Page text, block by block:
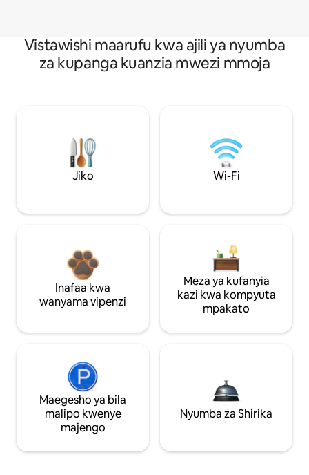
Vistawishi maarufu kwa ajili ya nyumba
za kupanga kuanzia mwezi mmoja
Jiko Wi-Fi
Inafaa kwa
wanyama vipenzi
Meza ya kufanyia
kazi kwa kompyuta
mpakato
Maegesho ya bila
malipo kwenye
majengo
Nyumba za Shirika